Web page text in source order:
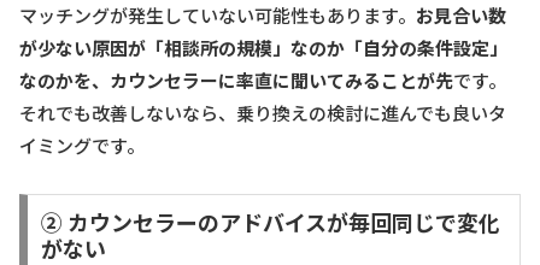
マッチングが発生していない可能性もあります。 お見合い数
が少ない原因が「相談所の規模」なのか「自分の条件設定」
なのかを、カウンセラーに率直に聞いてみることが先です。
それでも改善しないなら、乗り換えの検討に進んでも良いタ
イミングです。
② カウンセラーのアドバイスが毎回同じで変化
がない